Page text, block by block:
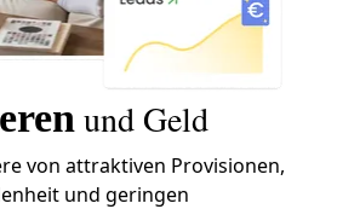
und Geld
von attraktiven Provisionen,
und geringen